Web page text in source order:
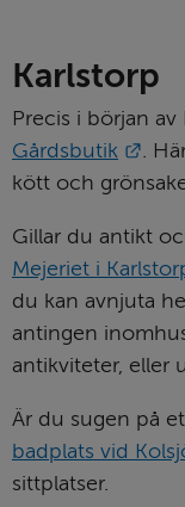
Karlstorp
Precis i början
Gårdsbutik
.
kött och
Gillar du antikt
Mejeriet i
du kan avnjuta
antingen
antikviteter, eller
badplats vid
sittplatser.